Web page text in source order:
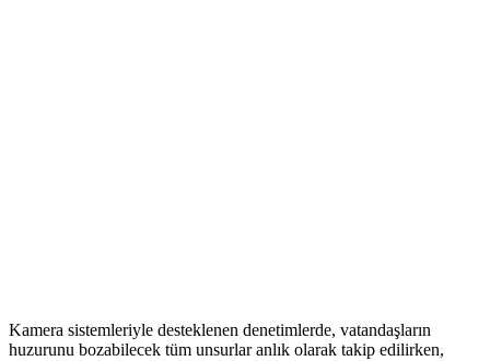
Kamera sistemleriyle desteklenen denetimlerde, vatandaşların
huzurunu bozabilecek tüm unsurlar anlık olarak takip edilirken,